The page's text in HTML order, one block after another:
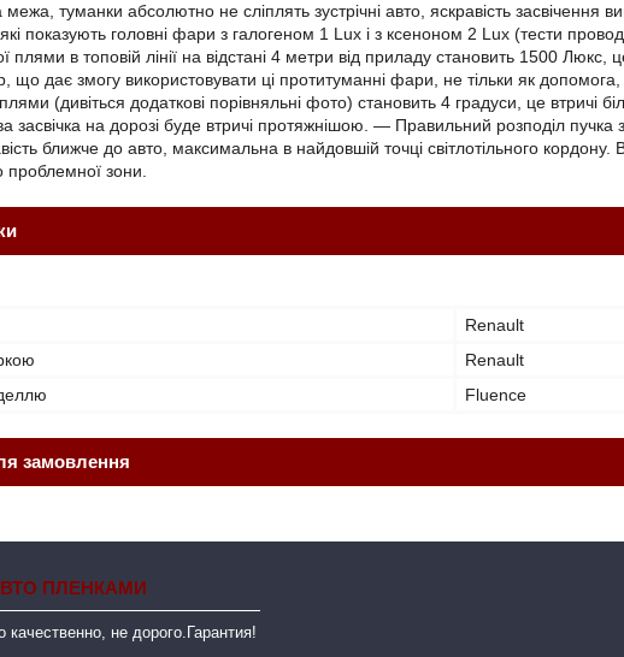
межа, туманки абсолютно не сліплять зустрічні авто, яскравість
показують головні фари з галогеном 1 Lux і з ксеноном 2 Lux (тести
плями в топовій лінії на відстані 4 метри від приладу становить 1500
що дає змогу використовувати ці протитуманні фари, не тільки як
(дивіться додаткові порівняльні фото) становить 4 градуси, це втричі
засвічка на дорозі буде втричі протяжнішою. — Правильний розподіл
ближче до авто, максимальна в найдовшій точці світлотільного кордону.
проблемної зони.
Renault
Renault
Fluence
замовлення
ПЛЕНКАМИ
качественно, не дорого.Гарантия!